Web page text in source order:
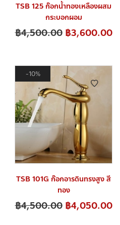
TSB 125 ก๊อกน้ำทองเหลืองผสม
กระบอกผอม
฿4,500.00 ฿3,600.00
10%
TSB 101G ก๊อกอารดินทรงสูง สี
ทอง
฿4,500.00 ฿4,050.00